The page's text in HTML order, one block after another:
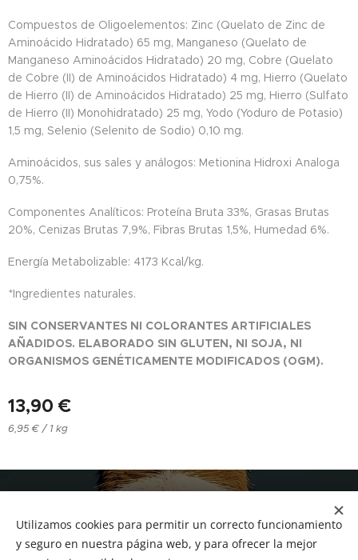
Compuestos de Oligoelementos: Zinc (Quelato de Zinc de
Aminoácido Hidratado) 65 mg, Manganeso (Quelato de
Manganeso Aminoácidos Hidratado) 20 mg, Cobre (Quelato
de Cobre (II) de Aminoácidos Hidratado) 4 mg, Hierro (Quelato
de Hierro (II) de Aminoácidos Hidratado) 25 mg, Hierro (Sulfato
de Hierro (II) Monohidratado) 25 mg, Yodo (Yoduro de Potasio)
1,5 mg, Selenio (Selenito de Sodio) 0,10 mg.
Aminoácidos, sus sales y análogos: Metionina Hidroxi Analoga
0,75%.
Componentes Analíticos: Proteína Bruta 33%, Grasas Brutas
20%, Cenizas Brutas 7,9%, Fibras Brutas 1,5%, Humedad 6%.
Energía Metabolizable: 4173 Kcal/kg.
*Ingredientes naturales.
SIN CONSERVANTES NI COLORANTES ARTIFICIALES
AÑADIDOS. ELABORADO SIN GLUTEN, NI SOJA, NI
ORGANISMOS GENÉTICAMENTE MODIFICADOS (OGM).
13,90 €
6,95 € / 1 kg
Tf.666351543
Utilizamos cookies para permitir un correcto funcionamiento
y seguro en nuestra página web, y para ofrecer la mejor